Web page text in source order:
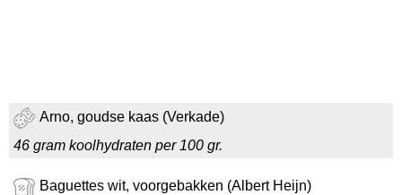
Arno, goudse kaas (Verkade)
46 gram koolhydraten per 100 gr.
Baguettes wit, voorgebakken (Albert Heijn)